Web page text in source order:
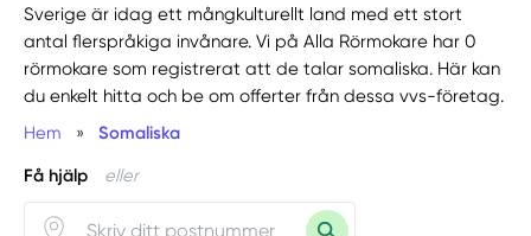
Sverige är idag ett mångkulturellt land med ett stort
antal flerspråkiga invånare. Vi på Alla Rörmokare har 0
rörmokare som registrerat att de talar somaliska. Här kan
du enkelt hitta och be om offerter från dessa vvs-företag.
Hem
» Somaliska
Få hjälp eller